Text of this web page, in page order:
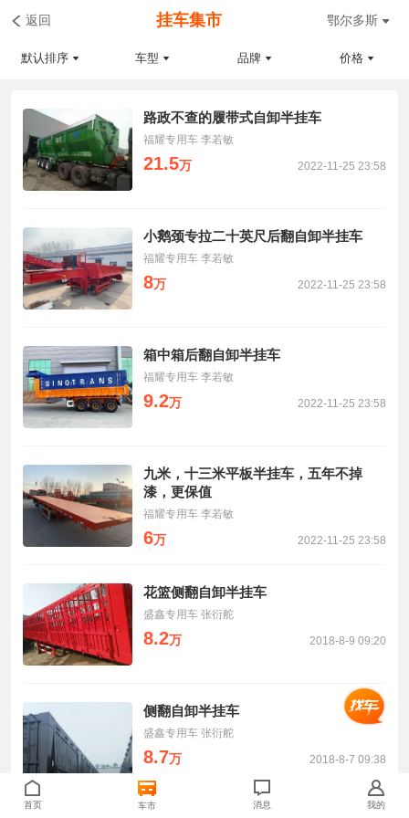
返回 挂车集市 鄂尔多斯
默认排序 车型 品牌 价格
路政不查的履带式自卸半挂车
福耀专用车 李若敏
21.5万 2022-11-25 23:58
小鹅颈专拉二十英尺后翻自卸半挂车
福耀专用车 李若敏
8万 2022-11-25 23:58
箱中箱后翻自卸半挂车
福耀专用车 李若敏
9.2万 2022-11-25 23:58
九米，十三米平板半挂车，五年不掉
漆，更保值
福耀专用车 李若敏
6万 2022-11-25 23:58
花篮侧翻自卸半挂车
盛鑫专用车 张衍舵
8.2万 2018-8-9 09:20
侧翻自卸半挂车
盛鑫专用车 张衍舵
8.7万 2018-8-7 09:38
首页 车市 消息 我的